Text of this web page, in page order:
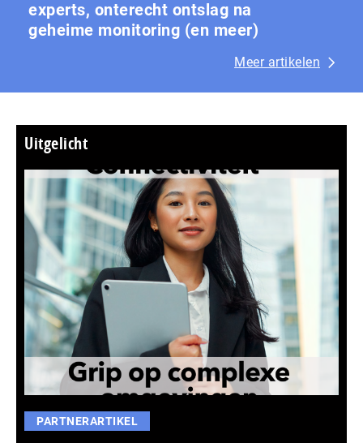
experts, onterecht ontslag na
geheime monitoring (en meer)
Meer artikelen
Uitgelicht
PARTNERARTIKEL